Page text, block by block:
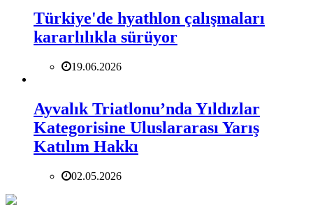
Türkiye'de hyathlon çalışmaları
kararlılıkla sürüyor
19.06.2026
Ayvalık Triatlonu’nda Yıldızlar
Kategorisine Uluslararası Yarış
Katılım Hakkı
02.05.2026